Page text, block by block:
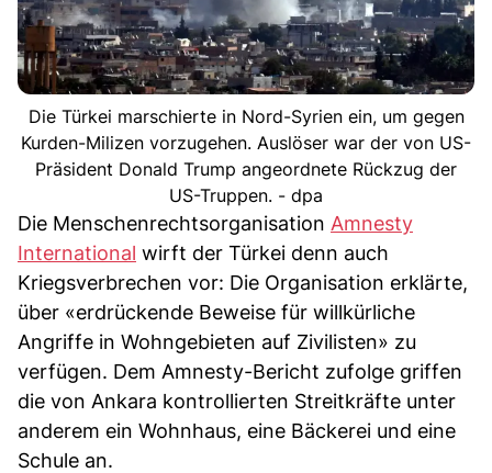
Die Türkei marschierte in Nord-Syrien ein, um gegen
Kurden-Milizen vorzugehen. Auslöser war der von US-
Präsident Donald Trump angeordnete Rückzug der
US-Truppen. - dpa
Die Menschenrechtsorganisation Amnesty
International wirft der Türkei denn auch
Kriegsverbrechen vor: Die Organisation erklärte,
über «erdrückende Beweise für willkürliche
Angriffe in Wohngebieten auf Zivilisten» zu
verfügen. Dem Amnesty-Bericht zufolge griffen
die von Ankara kontrollierten Streitkräfte unter
anderem ein Wohnhaus, eine Bäckerei und eine
Schule an.